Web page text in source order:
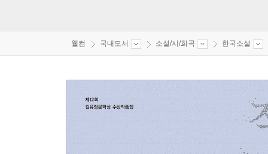
웰컴 국내도서 소설/시/희곡 한국소설